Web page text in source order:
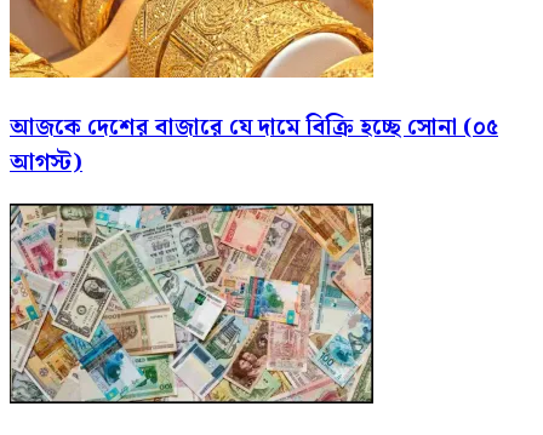
আজকে দেশের বাজারে যে দামে বিক্রি হচ্ছে সোনা (০৫
আগস্ট)